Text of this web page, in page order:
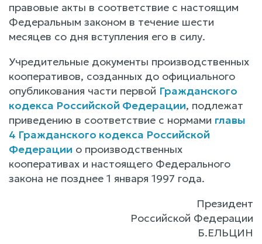
правовые акты в соответствие с настоящим
Федеральным законом в течение шести
месяцев со дня вступления его в силу.
Учредительные документы производственных
кооперативов, созданных до официального
опубликования части первой Гражданского
кодекса Российской Федерации, подлежат
приведению в соответствие с нормами главы
4 Гражданского кодекса Российской
Федерации о производственных
кооперативах и настоящего Федерального
закона не позднее 1 января 1997 года.
Президент
Российской Федерации
Б.ЕЛЬЦИН